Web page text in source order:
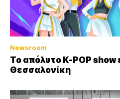
Newsroom
Το απόλυτο K-POP show
Θεσσαλονίκη